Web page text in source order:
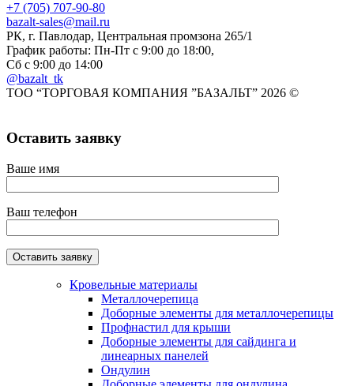
+7 (705) 707-90-80
bazalt-sales@mail.ru
РК, г. Павлодар, Центральная промзона 265/1
График работы: Пн-Пт с 9:00 до 18:00,
Сб с 9:00 до 14:00
@bazalt_tk
ТОО “ТОРГОВАЯ КОМПАНИЯ ”БАЗАЛЬТ” 2026 ©
Оставить заявку
Ваше имя
Ваш телефон
Кровельные материалы
Металлочерепица
Доборные элементы для металлочерепицы
Профнастил для крыши
Доборные элементы для сайдинга и
линеарных панелей
Ондулин